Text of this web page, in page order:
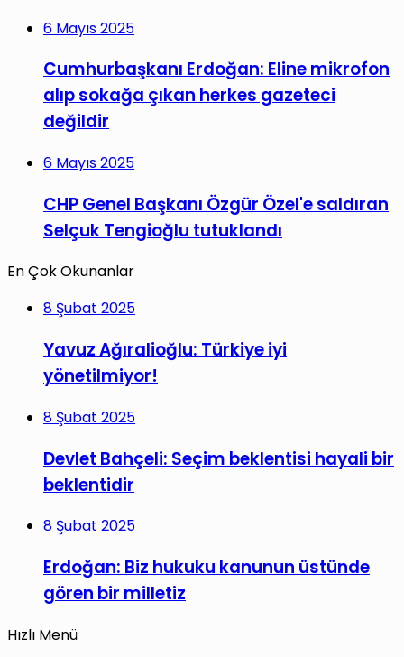
6 Mayıs 2025
Cumhurbaşkanı Erdoğan: Eline mikrofon
alıp sokağa çıkan herkes gazeteci
değildir
6 Mayıs 2025
CHP Genel Başkanı Özgür Özel'e saldıran
Selçuk Tengioğlu tutuklandı
En Çok Okunanlar
8 Şubat 2025
Yavuz Ağıralioğlu: Türkiye iyi
yönetilmiyor!
8 Şubat 2025
Devlet Bahçeli: Seçim beklentisi hayali bir
beklentidir
8 Şubat 2025
Erdoğan: Biz hukuku kanunun üstünde
gören bir milletiz
Hızlı Menü